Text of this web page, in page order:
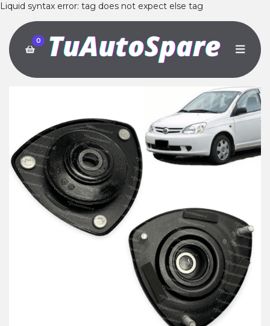
Liquid syntax error: tag does not expect else tag
0